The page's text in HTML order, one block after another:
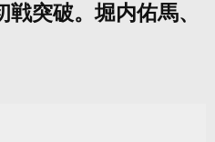
突破。堀内佑馬、